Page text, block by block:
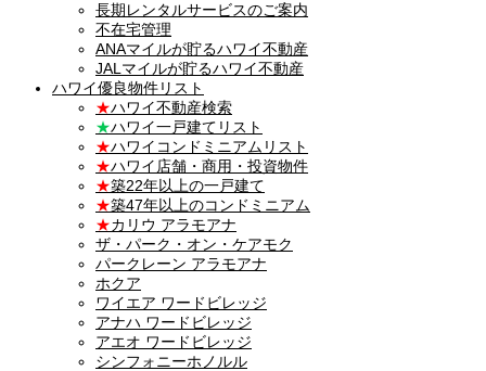
長期レンタルサービスのご案内
不在宅管理
ANAマイルが貯るハワイ不動産
JALマイルが貯るハワイ不動産
ハワイ優良物件リスト
★ハワイ不動産検索
★ハワイ一戸建てリスト
★ハワイコンドミニアムリスト
★ハワイ店舗・商用・投資物件
★築22年以上の一戸建て
★築47年以上のコンドミニアム
★カリウ アラモアナ
ザ・パーク・オン・ケアモク
パークレーン アラモアナ
ホクア
ワイエア ワードビレッジ
アナハ ワードビレッジ
アエオ ワードビレッジ
シンフォニーホノルル